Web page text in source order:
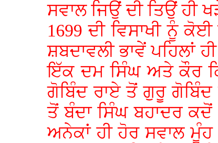
ਸਵਾਲ ਜਿਉਂ ਦੀ ਤਿਉਂ ਹੀ
1699 ਦੀ ਵਿਸਾਖੀ ਨੂੰ
ਸ਼ਬਦਾਵਲੀ ਭਾਵੇਂ ਪਹਿਲਾਂ
ਇੱਕ ਦਮ ਸਿੰਘ ਅਤੇ ਕੌਰ
ਗੋਬਿੰਦ ਰਾਏ ਤੋਂ ਗੁਰੂ ਗੋਬਿੰਦ
ਤੋਂ ਬੰਦਾ ਸਿੰਘ ਬਹਾਦਰ
ਅਨੇਕਾਂ ਹੀ ਹੋਰ ਸਵਾਲ